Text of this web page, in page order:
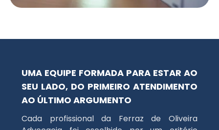
UMA EQUIPE FORMADA PARA ESTAR AO
SEU LADO, DO PRIMEIRO ATENDIMENTO
AO ÚLTIMO ARGUMENTO
Cada profissional da Ferraz de Oliveira